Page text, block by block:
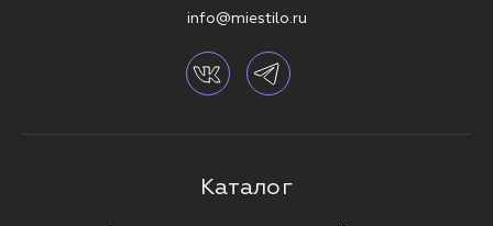
info@miestilo.ru
Каталог